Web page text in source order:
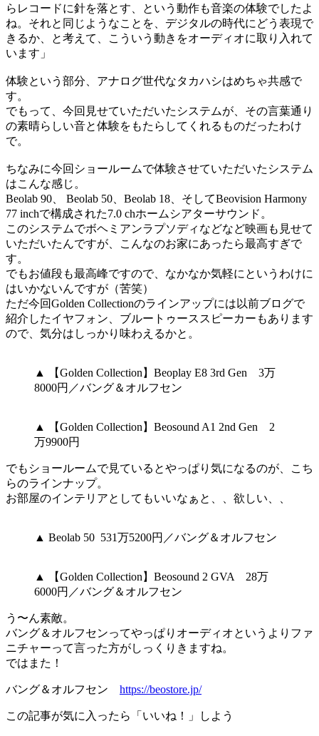
らレコードに針を落とす、という動作も音楽の体験でしたよ
ね。それと同じようなことを、デジタルの時代にどう表現で
きるか、と考えて、こういう動きをオーディオに取り入れて
います」
体験という部分、アナログ世代なタカハシはめちゃ共感で
す。
でもって、今回見せていただいたシステムが、その言葉通り
の素晴らしい音と体験をもたらしてくれるものだったわけ
で。
ちなみに今回ショールームで体験させていただいたシステム
はこんな感じ。
Beolab 90、 Beolab 50、Beolab 18、そしてBeovision Harmony
77 inchで構成された7.0 chホームシアターサウンド。
このシステムでボヘミアンラプソディなどなど映画も見せて
いただいたんですが、こんなのお家にあったら最高すぎで
す。
でもお値段も最高峰ですので、なかなか気軽にというわけに
はいかないんですが（苦笑）
ただ今回Golden Collectionのラインアップには以前ブログで
紹介したイヤフォン、ブルートゥーススピーカーもあります
ので、気分はしっかり味わえるかと。
▲ 【Golden Collection】Beoplay E8 3rd Gen 3万
8000円／バング＆オルフセン
▲ 【Golden Collection】Beosound A1 2nd Gen 2
万9900円
でもショールームで見ているとやっぱり気になるのが、こち
らのラインナップ。
お部屋のインテリアとしてもいいなぁと、、欲しい、、
▲ Beolab 50 531万5200円／バング＆オルフセン
▲ 【Golden Collection】Beosound 2 GVA 28万
6000円／バング＆オルフセン
う〜ん素敵。
バング＆オルフセンってやっぱりオーディオというよりファ
ニチャーって言った方がしっくりきますね。
ではまた！
バング＆オルフセン https://beostore.jp/
この記事が気に入ったら「いいね！」しよう